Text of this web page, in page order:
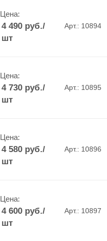
Цена:
4 490руб./
шт
Арт.: 10894
Цена:
4 730руб./
шт
Арт.: 10895
Цена:
4 580руб./
шт
Арт.: 10896
Цена:
4 600руб./
шт
Арт.: 10897